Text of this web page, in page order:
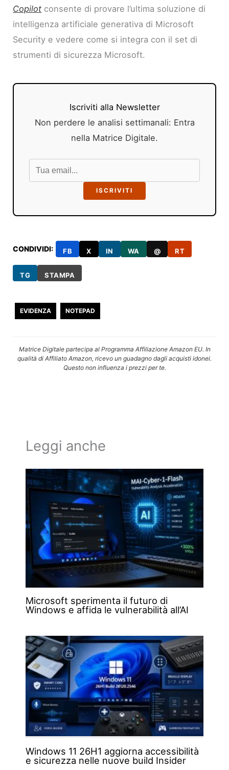
Copilot consente di provare l’ultima soluzione di
intelligenza artificiale generativa di Microsoft
Security e vedere come si integra con il set di
strumenti di sicurezza Microsoft.
Iscriviti alla Newsletter
Non perdere le analisi settimanali: Entra
nella Matrice Digitale.
ISCRIVITI
CONDIVIDI: FB X IN WA @ RT
TG STAMPA
EVIDENZA NOTEPAD
Matrice Digitale partecipa al Programma Affiliazione Amazon EU. In
qualità di Affiliato Amazon, ricevo un guadagno dagli acquisti idonei.
Questo non influenza i prezzi per te.
Leggi anche
Microsoft sperimenta il futuro di
Windows e affida le vulnerabilità all’AI
Windows 11 26H1 aggiorna accessibilità
e sicurezza nelle nuove build Insider